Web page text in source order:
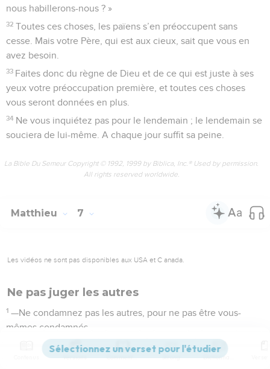
nous habillerons-nous ? »
32 Toutes ces choses, les païens s’en préoccupent sans
cesse. Mais votre Père, qui est aux cieux, sait que vous en
avez besoin.
33 Faites donc du règne de Dieu et de ce qui est juste à ses
yeux votre préoccupation première, et toutes ces choses
vous seront données en plus.
34 Ne vous inquiétez pas pour le lendemain ; le lendemain se
souciera de lui-même. A chaque jour suffit sa peine.
La Bible Du Semeur Copyright © 1992, 1999 by Biblica, Inc.® Used by permission.
All rights reserved worldwide.
Matthieu 7
Les vidéos ne sont pas disponibles aux USA et C anada.
Ne pas juger les autres
1 —Ne condamnez pas les autres, pour ne pas être vous-
mêmes condamnés.
Car vous serez condamnés vous-mêmes de la manière
dont vous aurez condamné, et on vous appliquera la mesure
Versions Commentaires Strong